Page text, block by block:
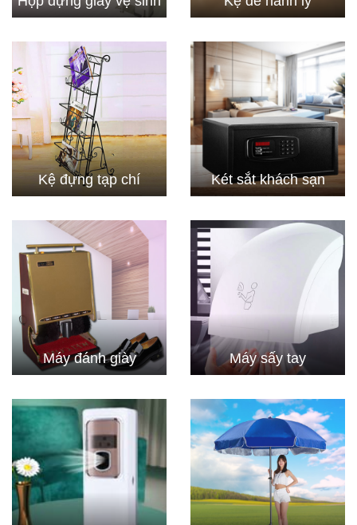
Kệ đựng tạp chí Két sắt khách sạn
Máy đánh giày Máy sấy tay